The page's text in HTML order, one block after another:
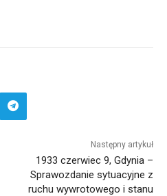
Następny artykuł
1933 czerwiec 9, Gdynia –
Sprawozdanie sytuacyjne z
ruchu wywrotowego i stanu